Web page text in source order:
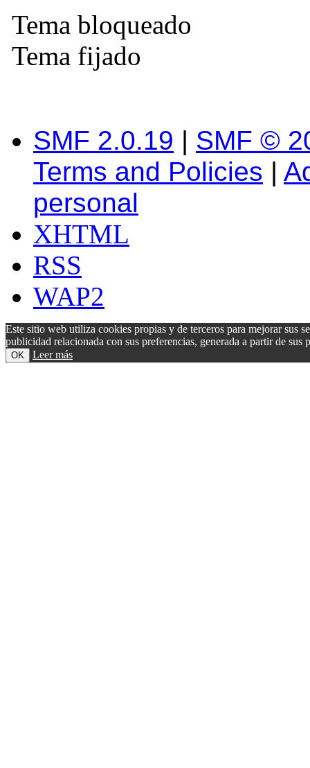
Tema bloqueado
Tema fijado
SMF 2.0.19 | SMF ©
Terms and Policies |
personal
XHTML
RSS
WAP2
Este sitio web utiliza cookies propias y de terceros para mejorar sus
publicidad relacionada con sus preferencias, generada a partir de
OK Leer más